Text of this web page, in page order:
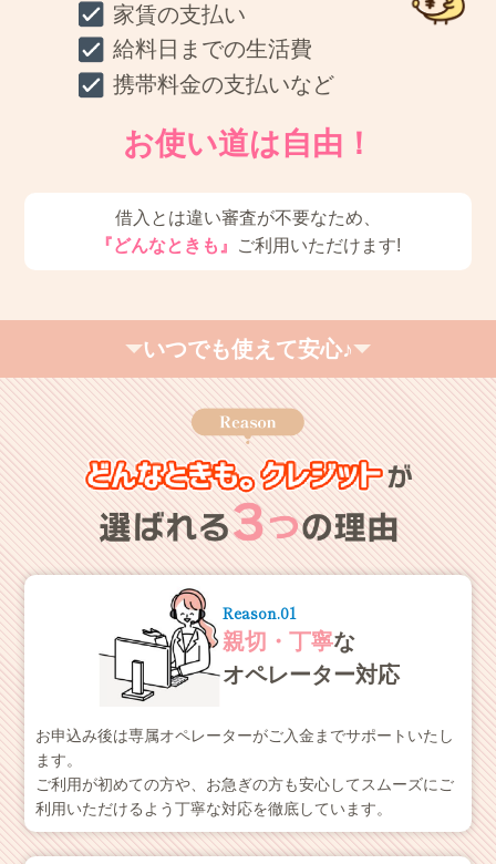
家賃の支払い
給料日までの生活費
携帯料金の支払いなど
お使い道は自由！
借入とは違い審査が不要なため、
『どんなときも』
ご利用いただけます!
いつでも使えて安心♪
Reason.01
親切・丁寧な
オペレーター対応
お申込み後は専属オペレーターがご入金までサポートいたし
ます。
ご利用が初めての方や、お急ぎの方も安心してスムーズにご
利用いただけるよう丁寧な対応を徹底しています。